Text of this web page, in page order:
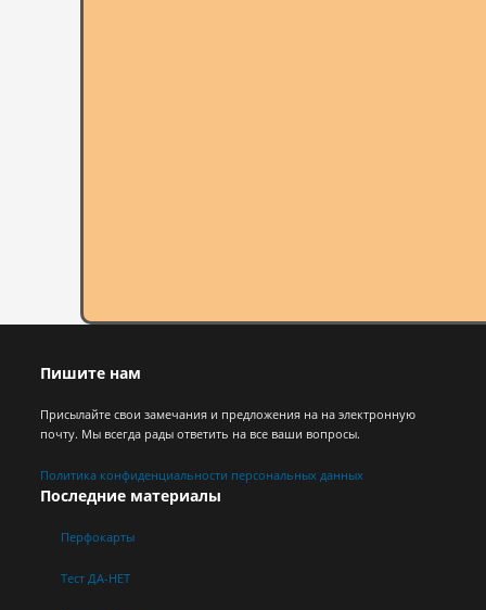
Пишите нам
Присылайте свои замечания и предложения на на электронную
почту. Мы всегда рады ответить на все ваши вопросы.
Политика конфиденциальности персональных данных
Последние материалы
Перфокарты
Тест ДА-НЕТ